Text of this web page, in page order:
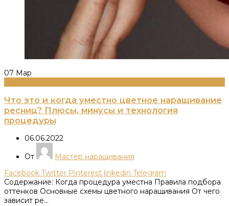
07 Мар
Что это и когда уместно цветное наращивание
ресниц? Плюсы, минусы и технология
процедуры
06.06.2022
От
Мастер наращивания
Facebook Twitter Pinterest linkedin Telegram
Содержание: Когда процедура уместна Правила подбора
оттенков Основные схемы цветного наращивания От чего
зависит ре...